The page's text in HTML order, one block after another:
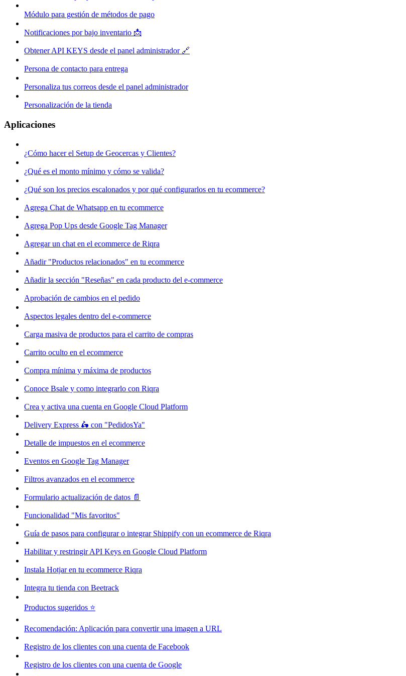
Módulo para gestión de métodos de pago
Notificaciones por bajo inventario 📩
Obtener API KEYS desde el panel administrador 🔗
Persona de contacto para entrega
Personaliza tus correos desde el panel administrador
Personalización de la tienda
Aplicaciones
¿Cómo hacer el Setup de Geocercas y Clientes?
¿Qué es el monto mínimo y cómo se valida?
¿Qué son los precios escalonados y por qué configurarlos en tu ecommerce?
Agrega Chat de Whatsapp en tu ecommerce
Agrega Pop Ups desde Google Tag Manager
Agregar un chat en el ecommerce de Riqra
Añadir "Productos relacionados" en tu ecommerce
Añadir la sección "Reseñas" en cada producto del e-commerce
Aprobación de cambios en el pedido
Aspectos legales dentro del e-commerce
Carga masiva de productos para el carrito de compras
Carrito oculto en el ecommerce
Compra mínima y máxima de productos
Conoce Bsale y como integrarlo con Riqra
Crea y activa una cuenta en Google Cloud Platform
Delivery Express 🛵 con "PedidosYa"
Detalle de impuestos en el ecommerce
Eventos en Google Tag Manager
Filtros avanzados en el ecommerce
Formulario actualización de datos 📄
Funcionalidad "Mis favoritos"
Guía de pasos para configurar o integrar Shippify con un ecommerce de Riqra
Habilitar y restringir API Keys en Google Cloud Platform
Instala Hotjar en tu ecommerce Riqra
Integra tu tienda con Beetrack
Productos sugeridos ⭐
Recomendación: Aplicación para convertir una imagen a URL
Registro de los clientes con una cuenta de Facebook
Registro de los clientes con una cuenta de Google